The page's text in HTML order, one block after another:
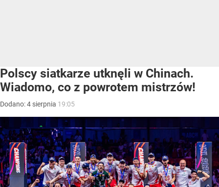
Polscy siatkarze utknęli w Chinach.
Wiadomo, co z powrotem mistrzów!
Dodano:4 sierpnia 19:05